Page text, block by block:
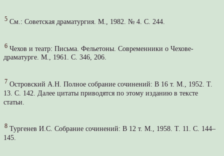
5 См.: Советская драматургия. М., 1982. № 4. С. 244.
6 Чехов и театр: Письма. Фельетоны. Современники о Чехове-
драматурге. М., 1961. С. 346, 206.
7 Островский А.Н. Полное собрание сочинений: В 16 т. М., 1952. Т.
13. С. 142. Далее цитаты приводятся по этому изданию в тексте
статьи.
8 Тургенев И.С. Собрание сочинений: В 12 т. М., 1958. Т. 11. С. 144–
145.